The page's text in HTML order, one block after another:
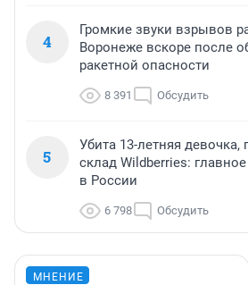
4
Громкие звуки взрывов
Воронеже вскоре после
ракетной опасности
8 391 Обсудить
5
Убита 13-летняя девочка,
склад Wildberries: главное
в России
6 798 Обсудить
МНЕНИЕ